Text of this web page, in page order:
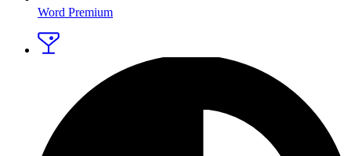
Word Premium